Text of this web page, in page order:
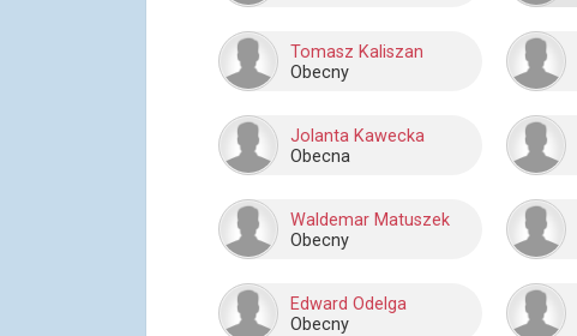
Tomasz Kaliszan
Obecny
Jolanta Kawecka
Obecna
Waldemar Matuszek
Obecny
Edward Odelga
Obecny